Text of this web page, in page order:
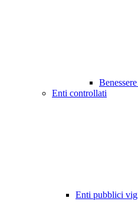
Enti controllati
Enti pubblici